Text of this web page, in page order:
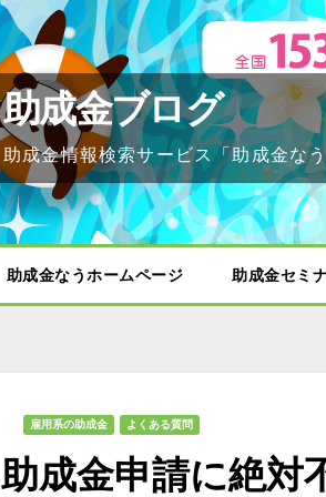
助成金ブログ
助成金情報検索サービス「助成金な
助成金なうホームページ 助成金セミ
雇用系の助成金 よくある質問
助成金申請に絶対